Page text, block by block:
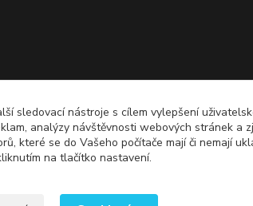
sledovací nástroje s cílem vylepšení
analýzy návštěvnosti webových stránek a
které se do Vašeho počítače mají či nemají
na tlačítko nastavení.